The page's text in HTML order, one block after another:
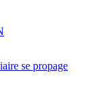
se propage